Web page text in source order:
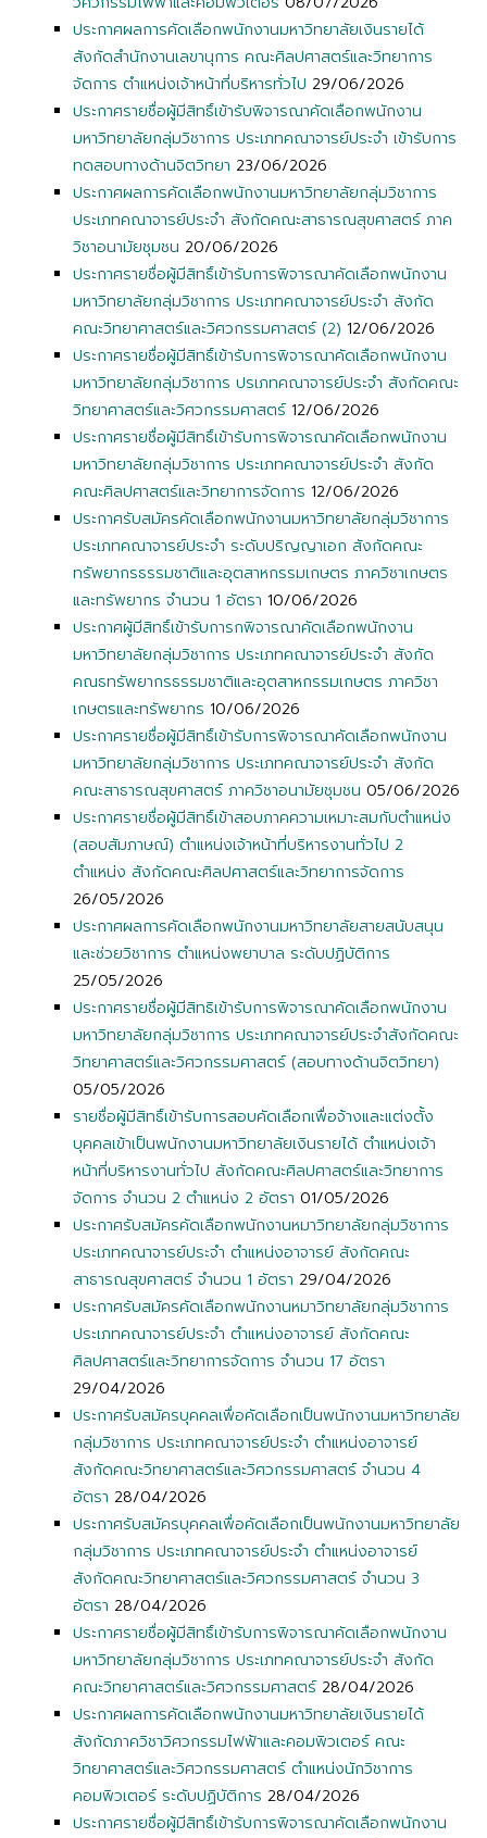
ประกาศผลการคัดเลือกพนักงานมหาวิทยาลัยเงินรายได้
สังกัดสำนักงานเลขานุการ คณะศิลปศาสตร์และวิทยาการ
จัดการ ตำแหน่งเจ้าหน้าที่บริหารทั่วไป 29/06/2026
ประกาศรายชื่อผู้มีสิทธิ์เข้ารับพิจารณาคัดเลือกพนักงาน
มหาวิทยาลัยกลุ่มวิชาการ ประเภทคณาจารย์ประจำ เข้ารับการ
ทดสอบทางด้านจิตวิทยา 23/06/2026
ประกาศผลการคัดเลือกพนักงานมหาวิทยาลัยกลุ่มวิชาการ
ประเภทคณาจารย์ประจำ สังกัดคณะสาธารณสุขศาสตร์ ภาค
วิชาอนามัยชุมชน 20/06/2026
ประกาศรายชื่อผู้มีสิทธิ์เข้ารับการพิจารณาคัดเลือกพนักงาน
มหาวิทยาลัยกลุ่มวิชาการ ประเภทคณาจารย์ประจำ สังกัด
คณะวิทยาศาสตร์และวิศวกรรมศาสตร์ (2) 12/06/2026
ประกาศรายชื่อผู้มีสิทธิ์เข้ารับการพิจารณาคัดเลือกพนักงาน
มหาวิทยาลัยกลุ่มวิชาการ ปรเภทคณาจารย์ประจำ สังกัดคณะ
วิทยาศาสตร์และวิศวกรรมศาสตร์12/06/2026
ประกาศรายชื่อผู้มีสิทธิ์เข้ารับการพิจารณาคัดเลือกพนักงาน
มหาวิทยาลัยกลุ่มวิชาการ ประเภทคณาจารย์ประจำ สังกัด
คณะศิลปศาสตร์และวิทยาการจัดการ 12/06/2026
ประกาศรับสมัครคัดเลือกพนักงานมหาวิทยาลัยกลุ่มวิชาการ
ประเภทคณาจารย์ประจำ ระดับปริญญาเอก สังกัดคณะ
ทรัพยากรธรรมชาติและอุตสาหกรรมเกษตร ภาควิชาเกษตร
และทรัพยากร จำนวน 1 อัตรา 10/06/2026
ประกาศผู้มีสิทธิ์เข้ารับการกพิจารณาคัดเลือกพนักงาน
มหาวิทยาลัยกลุ่มวิชาการ ประเภทคณาจารย์ประจำ สังกัด
คณธทรัพยากรธรรมชาติและอุตสาหกรรมเกษตร ภาควิชา
เกษตรและทรัพยากร 10/06/2026
ประกาศรายชื่อผู้มีสิทธิ์เข้ารับการพิจารณาคัดเลือกพนักงาน
มหาวิทยาลัยกลุ่มวิชาการ ประเภทคณาจารย์ประจำ สังกัด
คณะสาธารณสุขศาสตร์ ภาควิชาอนามัยชุมชน 05/06/2026
ประกาศรายชื่อผู้มีสิทธิ์เข้าสอบภาคความเหมาะสมกับตำแหน่ง
(สอบสัมภาษณ์) ตำแหน่งเจ้าหน้าที่บริหารงานทั่วไป 2
ตำแหน่ง สังกัดคณะศิลปศาสตร์และวิทยาการจัดการ
26/05/2026
ประกาศผลการคัดเลือกพนักงานมหาวิทยาลัยสายสนับสนุน
และช่วยวิชาการ ตำแหน่งพยาบาล ระดับปฏิบัติการ
25/05/2026
ประกาศรายชื่อผู้มีสิทธิเข้ารับการพิจารณาคัดเลือกพนักงาน
มหาวิทยาลัยกลุ่มวิชาการ ประเภทคณาจารย์ประจำสังกัดคณะ
วิทยาศาสตร์และวิศวกรรมศาสตร์ (สอบทางด้านจิตวิทยา)
05/05/2026
รายชื่อผู้มีสิทธิ์เข้ารับการสอบคัดเลือกเพื่อจ้างและแต่งตั้ง
บุคคลเข้าเป็นพนักงานมหาวิทยาลัยเงินรายได้ ตำแหน่งเจ้า
หน้าที่บริหารงานทั่วไป สังกัดคณะศิลปศาสตร์และวิทยาการ
จัดการ จำนวน 2 ตำแหน่ง 2 อัตรา 01/05/2026
ประกาศรับสมัครคัดเลือกพนักงานหมาวิทยาลัยกลุ่มวิชาการ
ประเภทคณาจารย์ประจำ ตำแหน่งอาจารย์ สังกัดคณะ
สาธารณสุขศาสตร์ จำนวน 1 อัตรา 29/04/2026
ประกาศรับสมัครคัดเลือกพนักงานหมาวิทยาลัยกลุ่มวิชาการ
ประเภทคณาจารย์ประจำ ตำแหน่งอาจารย์ สังกัดคณะ
ศิลปศาสตร์และวิทยาการจัดการ จำนวน 17 อัตรา
29/04/2026
ประกาศรับสมัครบุคคลเพื่อคัดเลือกเป็นพนักงานมหาวิทยาลัย
กลุ่มวิชาการ ประเภทคณาจารย์ประจำ ตำแหน่งอาจารย์
สังกัดคณะวิทยาศาสตร์และวิศวกรรมศาสตร์ จำนวน 4
อัตรา 28/04/2026
ประกาศรับสมัครบุคคลเพื่อคัดเลือกเป็นพนักงานมหาวิทยาลัย
กลุ่มวิชาการ ประเภทคณาจารย์ประจำ ตำแหน่งอาจารย์
สังกัดคณะวิทยาศาสตร์และวิศวกรรมศาสตร์ จำนวน 3
อัตรา 28/04/2026
ประกาศรายชื่อผู้มีสิทธิ์เข้ารับการพิจารณาคัดเลือกพนักงาน
มหาวิทยาลัยกลุ่มวิชาการ ประเภทคณาจารย์ประจำ สังกัด
คณะวิทยาศาสตร์และวิศวกรรมศาสตร์28/04/2026
ประกาศผลการคัดเลือกพนักงานมหาวิทยาลัยเงินรายได้
สังกัดภาควิชาวิศวกรรมไฟฟ้าและคอมพิวเตอร์ คณะ
วิทยาศาสตร์และวิศวกรรมศาสตร์ ตำแหน่งนักวิชาการ
คอมพิวเตอร์ ระดับปฏิบัติการ 28/04/2026
ประกาศรายชื่อผู้มีสิทธิ์เข้ารับการพิจารณาคัดเลือกพนักงาน